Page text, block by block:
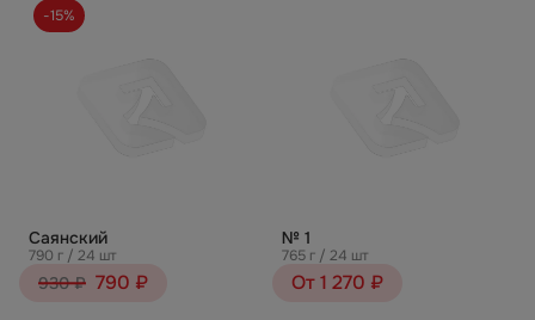
-15%
Саянский
790 г / 24 шт
930 ₽ 790 ₽
№ 1
765 г / 24 шт
От 1 270 ₽